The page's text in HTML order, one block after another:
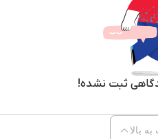
ثبت نشده!
بالا